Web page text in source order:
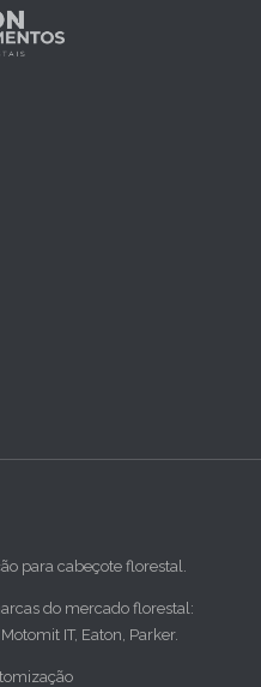
para cabeçote florestal.
do mercado florestal:
IT, Eaton, Parker.